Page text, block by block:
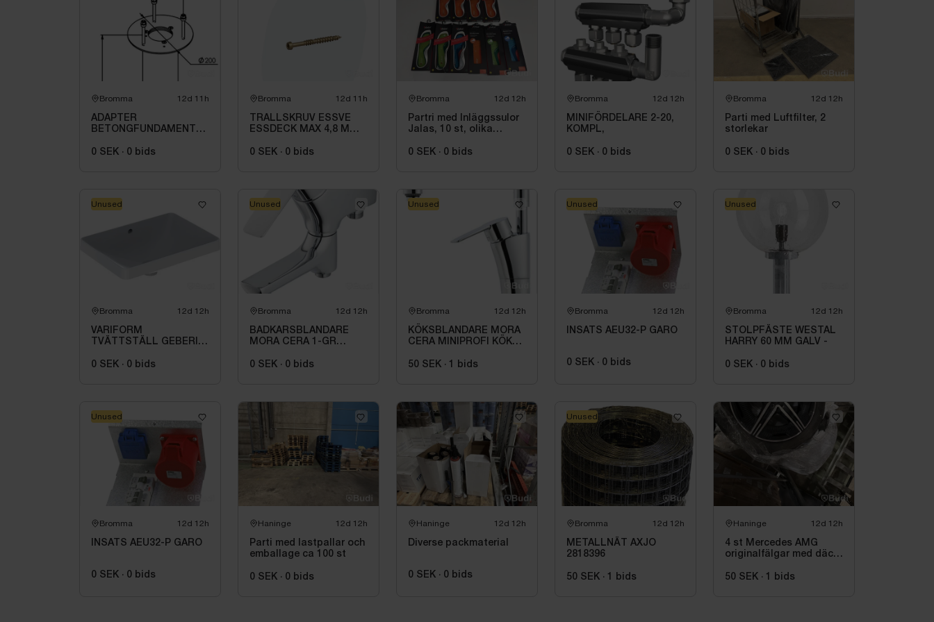
Bromma 12d 11h
ADAPTER
BETONGFUNDAMENT
0 SEK · 0 bids
Bromma 12d 11h
TRALLSKRUV ESSVE
ESSDECK MAX 4,8 MM
0 SEK · 0 bids
Bromma 12d 12h
Partri med Inläggssulor
Jalas, 10 st, olika
0 SEK · 0 bids
Bromma 12d 12h
MINIFÖRDELARE 2-20,
KOMPL,
0 SEK · 0 bids
Bromma 12d 12h
Parti med Luftfilter, 2
storlekar
0 SEK · 0 bids
Bromma 12d 12h
VARIFORM
TVÄTTSTÄLL GEBERIT,
B=55.T=40.VIT\/KT
0 SEK · 0 bids
Unused
Bromma 12d 12h
BADKARSBLANDARE
MORA CERA 1-GR
OMK.PIP. ANSL NED.
0 SEK · 0 bids
Unused
Bromma 12d 12h
KÖKSBLANDARE MORA
CERA MINIPROFI KÖKS
242301
50 SEK · 1 bids
Unused
Bromma 12d 12h
INSATS AEU32-P GARO
0 SEK · 0 bids
Unused
Bromma 12d 12h
STOLPFÄSTE WESTAL
HARRY 60 MM GALV -
0 SEK · 0 bids
Unused
Bromma 12d 12h
INSATS AEU32-P GARO
0 SEK · 0 bids
Unused
Haninge 12d 12h
Parti med lastpallar och
emballage ca 100 st
0 SEK · 0 bids
Haninge 12d 12h
Diverse packmaterial
0 SEK · 0 bids
Bromma 12d 12h
METALLNÄT AXJO
2818396
50 SEK · 1 bids
Unused
Haninge 12d 12h
4 st Mercedes AMG
originalfälgar med däck
50 SEK · 1 bids